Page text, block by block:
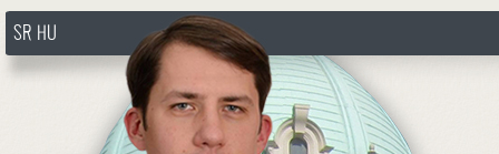
http://www.pasztorbalint.rs/sr
SR HU